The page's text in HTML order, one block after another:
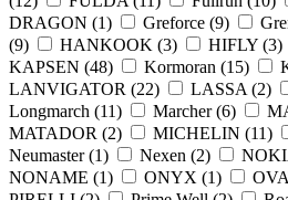
DRAGON (1) Greforce (9)
(9)
HANKOOK (3) HIFLY (3)
KAPSEN (48) Kormoran (15)
LANVIGATOR (22) LASSA (2)
Longmarch (11) Marcher(6)
MATADOR (2) MICHELIN (11)
Neumaster(1) Nexen (2)
NONAME (1) ONYX (1)